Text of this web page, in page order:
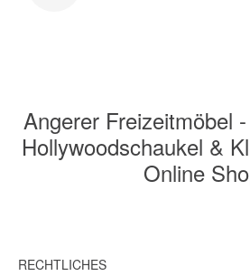
Angerer Freizeitmöbel
Hollywoodschaukel &
Online
RECHTLICHES